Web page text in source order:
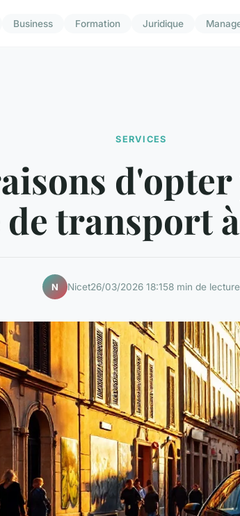
Business Formation Juridique
SERVICES
transport
N Nicet26/03/2026 18:158 min de lecture